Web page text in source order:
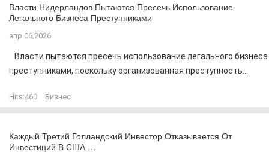
Власти Нидерландов Пытаются Пресечь Использование
Легального Бизнеса Преступниками
апр 06,2026
Власти пытаются пресечь использование легального бизнеса
преступниками, поскольку организованная преступность...
Hits:460 Бизнес
Каждый Третий Голландский Инвестор Отказывается От
Инвестиций В США …